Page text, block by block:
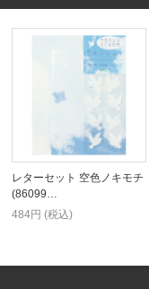
レターセット 空色ノキモチ
(86099…
484円 (税込)